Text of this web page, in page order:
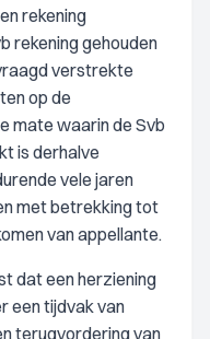
rekening
rekening gehouden
verstrekte
op de
mate waarin de Svb
is derhalve
vele jaren
met betrekking tot
van appellante.
dat een herziening
een tijdvak van
terugvordering van